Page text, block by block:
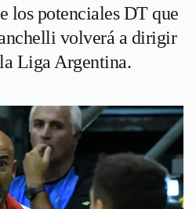
los potenciales DT que
volverá a dirigir
Liga Argentina.